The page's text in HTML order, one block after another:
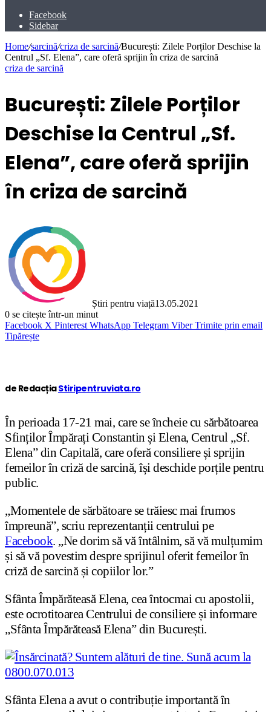
Facebook
Sidebar
Home/sarcină/criza de sarcină/București: Zilele Porților Deschise la
Centrul „Sf. Elena”, care oferă sprijin în criza de sarcină
criza de sarcină
București: Zilele Porților
Deschise la Centrul „Sf.
Elena”, care oferă sprijin
în criza de sarcină
Știri pentru viață13.05.2021
0 se citește într-un minut
Facebook X Pinterest WhatsApp Telegram Viber Trimite prin email
Tipărește
de RedacțiaStiripentruviata.ro
În perioada 17-21 mai, care se încheie cu sărbătoarea
Sfinților Împărați Constantin și Elena, Centrul „Sf.
Elena” din Capitală, care oferă consiliere și sprijin
femeilor în criză de sarcină, își deschide porțile pentru
public.
„Momentele de sărbătoare se trăiesc mai frumos
împreună”, scriu reprezentanții centrului pe
Facebook. „Ne dorim să vă întâlnim, să vă mulțumim
și să vă povestim despre sprijinul oferit femeilor în
criză de sarcină și copiilor lor.”
Sfânta Împărăteasă Elena, cea întocmai cu apostolii,
este ocrotitoarea Centrului de consiliere și informare
„Sfânta Împărăteasă Elena” din București.
Sfânta Elena a avut o contribuție importantă în